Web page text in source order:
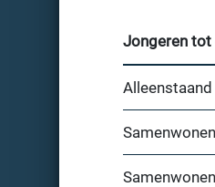
Jongeren tot